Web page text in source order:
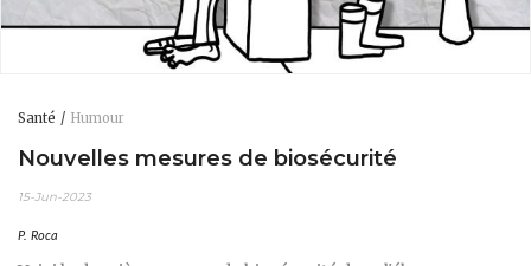
Santé Humour
Nouvelles mesures de biosécurité
15-Jun-2023
P. Roca